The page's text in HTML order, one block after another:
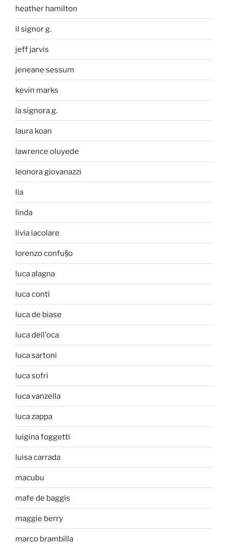
heather hamilton
il signor g.
jeff jarvis
jeneane sessum
kevin marks
la signora g.
laura koan
lawrence oluyede
leonora giovanazzi
lia
linda
livia iacolare
lorenzo confu§o
luca alagna
luca conti
luca de biase
luca dell'oca
luca sartoni
luca sofri
luca vanzella
luca zappa
luigina foggetti
luisa carrada
macubu
mafe de baggis
maggie berry
marco brambilla